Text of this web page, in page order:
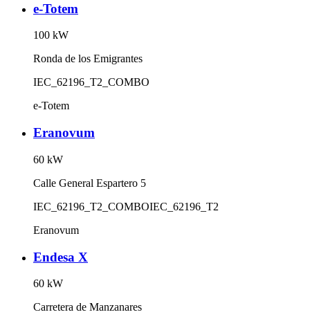
e-Totem
100 kW
Ronda de los Emigrantes
IEC_62196_T2_COMBO
e-Totem
Eranovum
60 kW
Calle General Espartero 5
IEC_62196_T2_COMBOIEC_62196_T2
Eranovum
Endesa X
60 kW
Carretera de Manzanares